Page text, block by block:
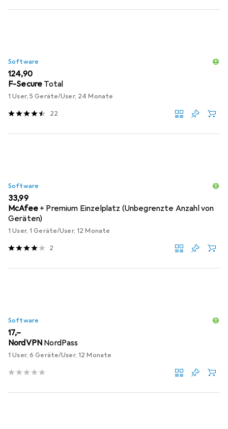
Software
EUR
124,90
F-Secure Total
1 User, 5 Geräte/User, 24 Monate
22
Software
EUR
33,99
McAfee + Premium Einzelplatz (Unbegrenzte Anzahl von
Geräten)
1 User, 1 Geräte/User, 12 Monate
2
Software
EUR
17,–
NordVPN NordPass
1 User, 6 Geräte/User, 12 Monate